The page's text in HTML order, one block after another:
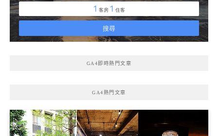
GA4即時熱門文章
GA4熱門文章